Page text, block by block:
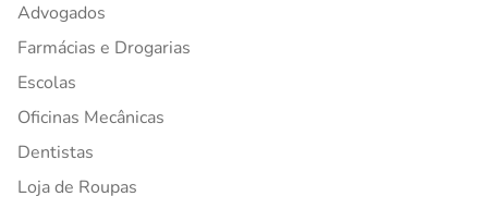
Advogados
Farmácias e Drogarias
Escolas
Oficinas Mecânicas
Dentistas
Loja de Roupas